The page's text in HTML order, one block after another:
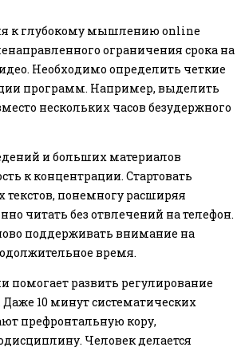
к глубокому мышлению online
ограничения срока на
Необходимо определить четкие
программ. Например, выделить
нескольких часов безудержного
и больших материалов
к концентрации. Стартовать
текстов, понемногу расширяя
читать без отвлечений на телефон.
поддерживать внимание на
время.
помогает развить регулирование
10 минут систематических
префронтальную кору,
Человек делается